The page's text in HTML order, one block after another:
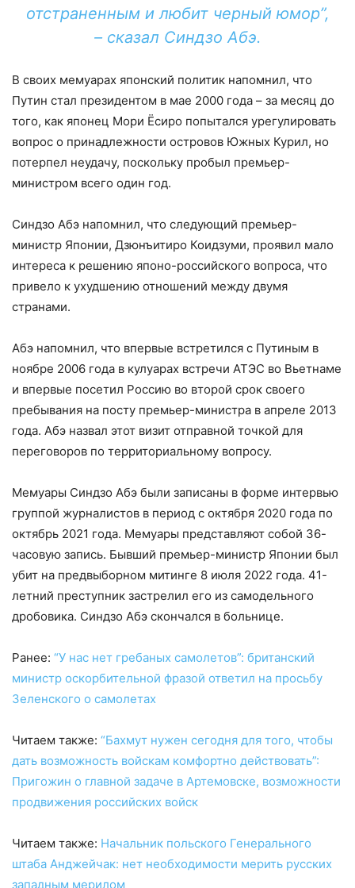
отстраненным и любит черный юмор”,
– сказал Синдзо Абэ.
В своих мемуарах японский политик напомнил, что
Путин стал президентом в мае 2000 года – за месяц до
того, как японец Мори Ёсиро попытался урегулировать
вопрос о принадлежности островов Южных Курил, но
потерпел неудачу, поскольку пробыл премьер-
министром всего один год.
Синдзо Абэ напомнил, что следующий премьер-
министр Японии, Дзюнъитиро Коидзуми, проявил мало
интереса к решению японо-российского вопроса, что
привело к ухудшению отношений между двумя
странами.
Абэ напомнил, что впервые встретился с Путиным в
ноябре 2006 года в кулуарах встречи АТЭС во Вьетнаме
и впервые посетил Россию во второй срок своего
пребывания на посту премьер-министра в апреле 2013
года. Абэ назвал этот визит отправной точкой для
переговоров по территориальному вопросу.
Мемуары Синдзо Абэ были записаны в форме интервью
группой журналистов в период с октября 2020 года по
октябрь 2021 года. Мемуары представляют собой 36-
часовую запись. Бывший премьер-министр Японии был
убит на предвыборном митинге 8 июля 2022 года. 41-
летний преступник застрелил его из самодельного
дробовика. Синдзо Абэ скончался в больнице.
Ранее: “У нас нет гребаных самолетов”: британский
министр оскорбительной фразой ответил на просьбу
Зеленского о самолетах
Читаем также: “Бахмут нужен сегодня для того, чтобы
дать возможность войскам комфортно действовать”:
Пригожин о главной задаче в Артемовске, возможности
продвижения российских войск
Читаем также: Начальник польского Генерального
штаба Анджейчак: нет необходимости мерить русских
западным мерилом